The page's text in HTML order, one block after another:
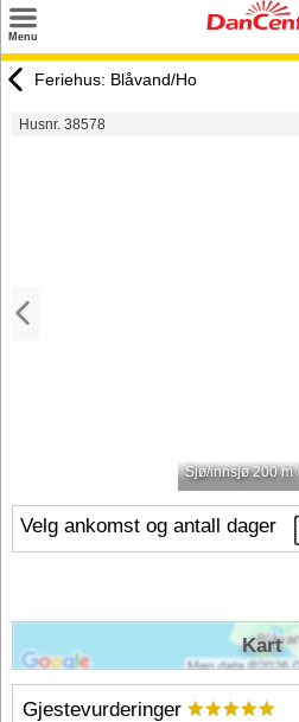
Menu
Tilbud
Feriehus: Blåvand/Ho
Husnr. 38578
Sjø/innsjø 200 m
Velg ankomst og antall dager
Gjestevurderinger
Kart